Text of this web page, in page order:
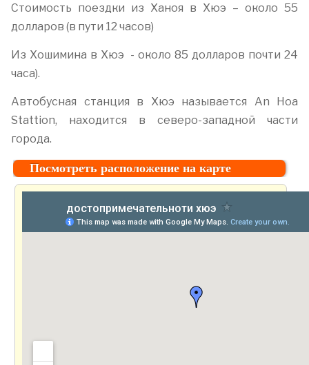
Стоимость поездки из Ханоя в Хюэ – около 55
долларов (в пути 12 часов)
Из Хошимина в Хюэ -около 85 долларов почти 24
часа).
Автобусная станция в Хюэ называется An Hoa
Stattion, находится в северо-западной части
города.
Посмотреть расположение на карте